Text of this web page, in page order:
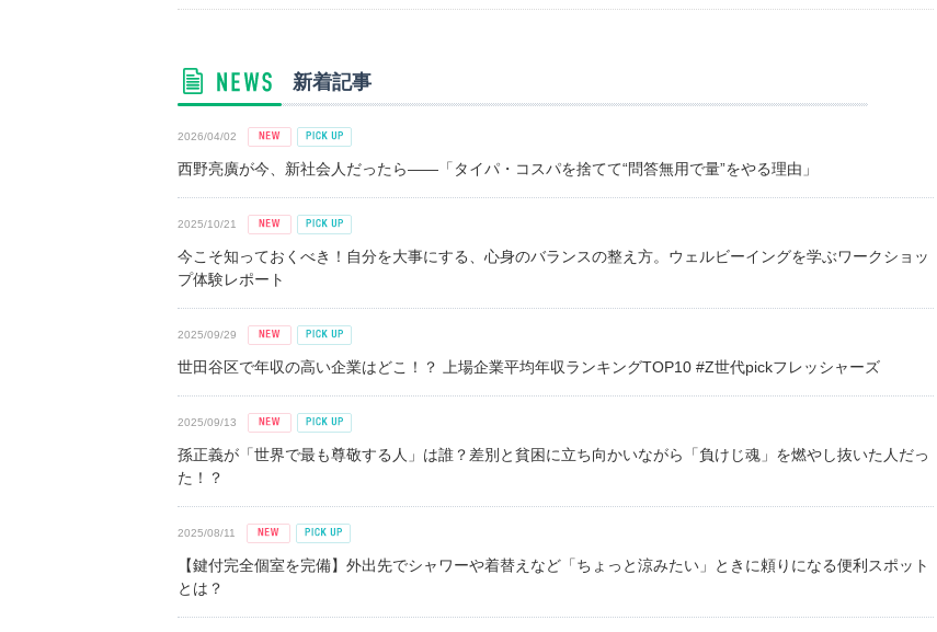
新着記事
2026/04/02
西野亮廣が今、新社会人だったら――「タイパ・コスパを捨てて“問答無用で量”をやる理由」
2025/10/21
今こそ知っておくべき！自分を大事にする、心身のバランスの整え方。ウェルビーイングを学ぶワークショッ
プ体験レポート
2025/09/29
世田谷区で年収の高い企業はどこ！？ 上場企業平均年収ランキングTOP10 #Z世代pickフレッシャーズ
2025/09/13
孫正義が「世界で最も尊敬する人」は誰？差別と貧困に立ち向かいながら「負けじ魂」を燃やし抜いた人だっ
た！？
2025/08/11
【鍵付完全個室を完備】外出先でシャワーや着替えなど「ちょっと涼みたい」ときに頼りになる便利スポット
とは？